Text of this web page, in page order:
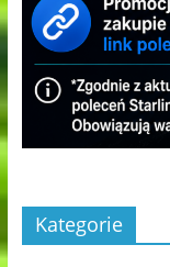
Kategorie